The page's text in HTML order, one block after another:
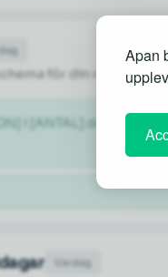
Apan
för din resa med
i [ANTAL] dagar i
Vardag